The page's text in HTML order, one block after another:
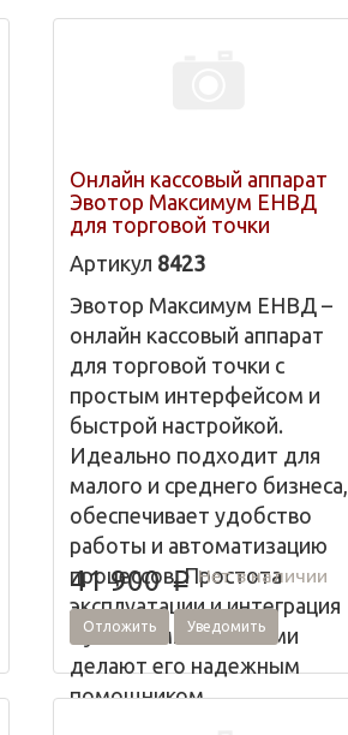
Онлайн кассовый аппарат
Эвотор Максимум ЕНВД
для торговой точки
Артикул 8423
Эвотор Максимум ЕНВД –
онлайн кассовый аппарат
для торговой точки с
простым интерфейсом и
быстрой настройкой.
Идеально подходит для
малого и среднего бизнеса,
обеспечивает удобство
работы и автоматизацию
процессов. Простота
эксплуатации и интеграция
с учетными системами
делают его надежным
помощником
41 900p Нет в наличии
Отложить Уведомить